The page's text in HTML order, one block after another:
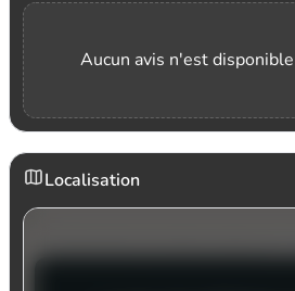
Aucun avis n'est
Localisation